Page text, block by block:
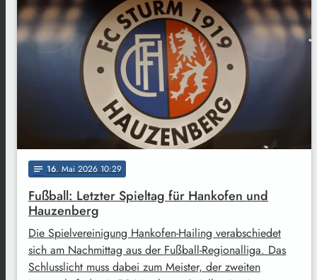
notes 16. Mai 2026 10:29
Fußball: Letzter Spieltag für Hankofen und
Hauzenberg
Die Spielvereinigung Hankofen-Hailing verabschiedet
sich am Nachmittag aus der Fußball-Regionalliga. Das
Schlusslicht muss dabei zum Meister, der zweiten